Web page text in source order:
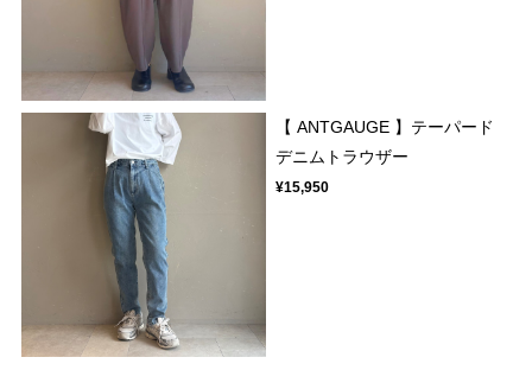
【 ANTGAUGE 】テーパード
デニムトラウザー
¥15,950